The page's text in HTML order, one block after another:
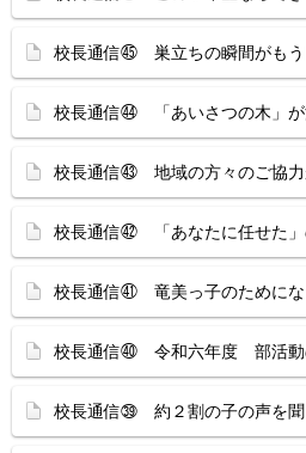
校長通信㊺ 巣立ちの瞬間がもう
校長通信㊹ 「あいさつの木」が
校長通信㊸ 地域の方々のご協力
校長通信㊷ 「あなたに任せた
校長通信㊶ 竜美っ子のために
校長通信㊵ 令和六年度 部活
校長通信㊴ 約２割の子の声を聞